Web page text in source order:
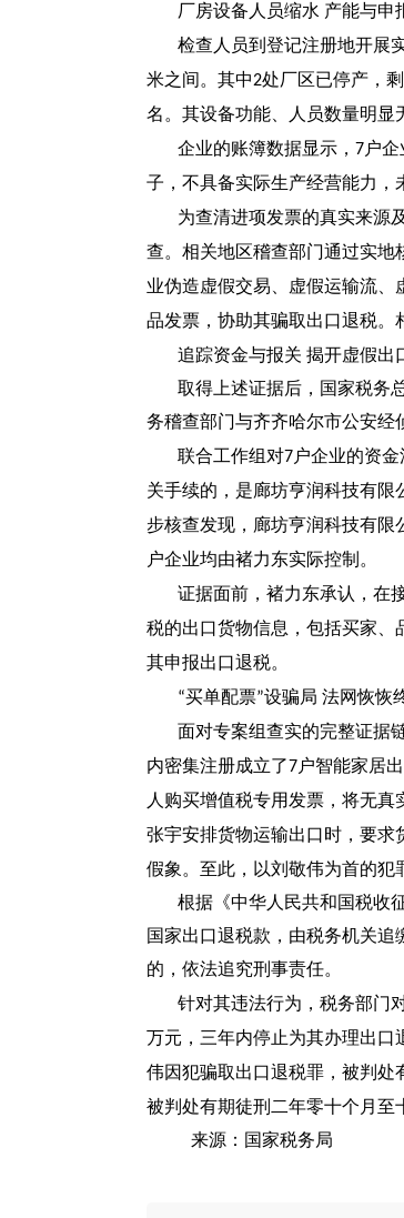
厂房设备人员缩水 产能与申
检查人员到登记注册地开展
米之间。其中2处厂区已停产，
名。其设备功能、人员数量明显
企业的账簿数据显示， 7户
子，不具备实际生产经营能力，
为查清进项发票的真实来源
查。相关地区稽查部门通过实地
业伪造虚假交易、虚假运输流
品发票，协助其骗取出口退税。
追踪资金与报关 揭开虚假出
取得上述证据后，国家税务
务稽查部门与齐齐哈尔市公安经
联合工作组对7户企业的资
关手续的，是廊坊亨润科技有
步核查发现，廊坊亨润科技有限
户企业均由褚力东实际控制。
证据面前，褚力东承认，在
税的出口货物信息，包括买家、
其申报出口退税。
“买单配票”设骗局 法网恢恢
面对专案组查实的完整证据
内密集注册成立了7户智能家居出
人购买增值税专用发票，将无真
张宇安排货物运输出口时，要求
假象。至此，以刘敬伟为首的犯
根据《中华人民共和国税收
国家出口退税款，由税务机关
的，依法追究刑事责任。
针对其违法行为，税务部门
万元，三年内停止为其办理出口
伟因犯骗取出口退税罪，被判处
被判处有期徒刑二年零十个月至
来源：国家税务局